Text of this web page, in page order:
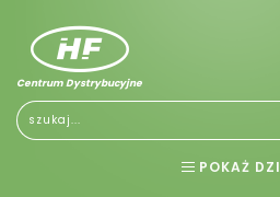
Centrum Dystrybucyjne
POKAŻ